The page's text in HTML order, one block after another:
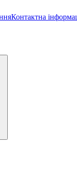
Контактна